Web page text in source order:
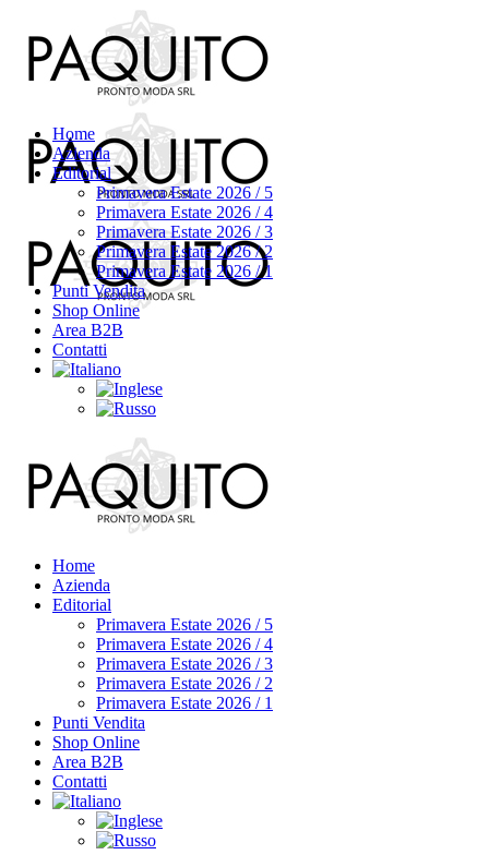
Home
Azienda
Editorial
Primavera Estate 2026 / 5
Primavera Estate 2026 / 4
Primavera Estate 2026 / 3
Primavera Estate 2026 / 2
Primavera Estate 2026 / 1
Punti Vendita
Shop Online
Area B2B
Contatti
Home
Azienda
Editorial
Primavera Estate 2026 / 5
Primavera Estate 2026 / 4
Primavera Estate 2026 / 3
Primavera Estate 2026 / 2
Primavera Estate 2026 / 1
Punti Vendita
Shop Online
Area B2B
Contatti